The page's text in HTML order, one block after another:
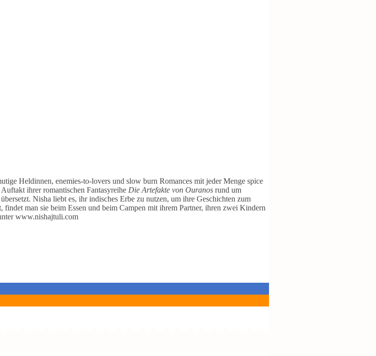
Heldinnen, enemies-to-lovers und slow burn Romances mit jeder Menge spice
ihrer romantischen Fantasyreihe Die Artefakte von Ouranos rund um
Nisha liebt es, ihr indisches Erbe zu nutzen, um ihre Geschichten zum
man sie beim Essen und beim Campen mit ihrem Partner, ihren zwei Kindern
www.nishajtuli.com